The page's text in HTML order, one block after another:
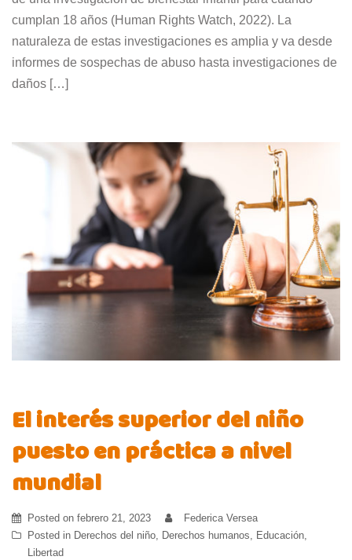
cumplan 18 años (Human Rights Watch, 2022). La
naturaleza de estas investigaciones es amplia y va desde
informes de sospechas de abuso hasta investigaciones de
daños […]
El interés superior del niño
puesto en práctica a nivel
mundial
Posted on febrero 21, 2023
Federica Versea
Posted in Derechos del niño, Derechos humanos, Educación,
Libertad